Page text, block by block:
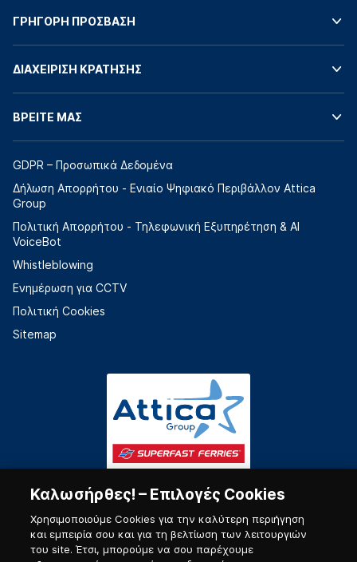
ΓΡΗΓΟΡΗ ΠΡΟΣΒΑΣΗ
ΔΙΑΧΕΙΡΙΣΗ ΚΡΑΤΗΣΗΣ
ΒΡΕΙΤΕ ΜΑΣ
GDPR – Προσωπικά Δεδομένα
Δήλωση Απορρήτου - Ενιαίο Ψηφιακό Περιβάλλον Attica
Group
Πολιτική Απορρήτου - Τηλεφωνική Εξυπηρέτηση & AI
VoiceBot
Whistleblowing
Ενημέρωση για CCTV
Πολιτική Cookies
Sitemap
Καλωσήρθες! – Επιλογές Cookies
Χρησιμοποιούμε Cookies για την καλύτερη περιήγηση
και εμπειρία σου και για τη βελτίωση των λειτουργιών
του site. Έτσι, μπορούμε να σου παρέχουμε